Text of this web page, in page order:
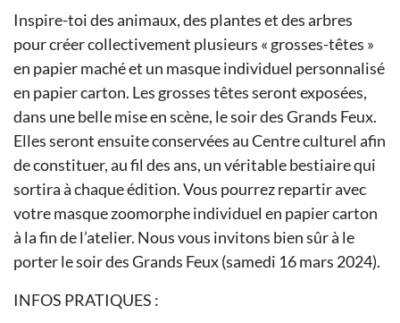
Inspire-toi des animaux, des plantes et des arbres
pour créer collectivement plusieurs « grosses-têtes »
en papier maché et un masque individuel personnalisé
en papier carton. Les grosses têtes seront exposées,
dans une belle mise en scène, le soir des Grands Feux.
Elles seront ensuite conservées au Centre culturel afin
de constituer, au fil des ans, un véritable bestiaire qui
sortira à chaque édition. Vous pourrez repartir avec
votre masque zoomorphe individuel en papier carton
à la fin de l’atelier. Nous vous invitons bien sûr à le
porter le soir des Grands Feux (samedi 16 mars 2024).
INFOS PRATIQUES :